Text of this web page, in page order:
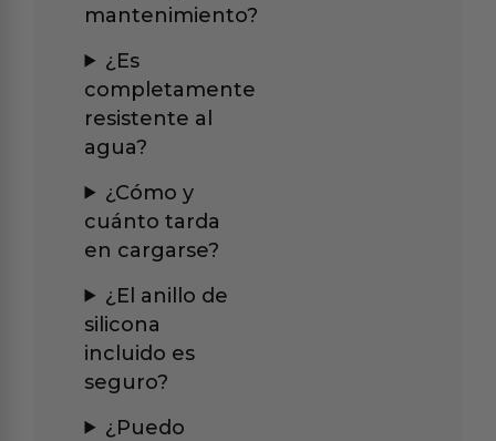
mantenimiento?
¿Es
completamente
resistente al
agua?
¿Cómo y
cuánto tarda
en cargarse?
¿El anillo de
silicona
incluido es
seguro?
¿Puedo